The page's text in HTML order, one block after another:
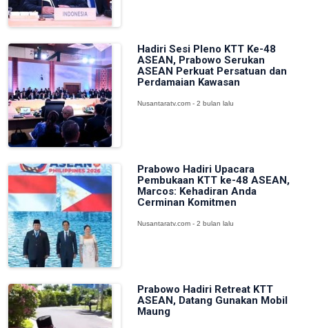
Hadiri Sesi Pleno KTT Ke-48
ASEAN, Prabowo Serukan
ASEAN Perkuat Persatuan dan
Perdamaian Kawasan
Nusantaratv.com - 2 bulan lalu
Prabowo Hadiri Upacara
Pembukaan KTT ke-48 ASEAN,
Marcos: Kehadiran Anda
Cerminan Komitmen
Nusantaratv.com - 2 bulan lalu
Prabowo Hadiri Retreat KTT
ASEAN, Datang Gunakan Mobil
Maung